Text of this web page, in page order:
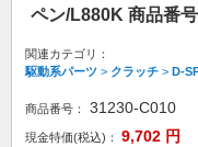
ペン/L880K 商品番
関連カテゴリ：
駆動系パーツ > クラッチ > D-
商品番号： 31230-C010
現金特価(税込)： 9,702 円